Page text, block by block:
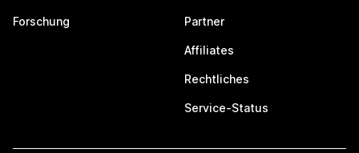
Forschung Partner
Affiliates
Rechtliches
Service-Status